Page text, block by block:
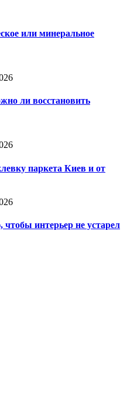
или минеральное
ли восстановить
паркета Киев и от
интерьер не устарел